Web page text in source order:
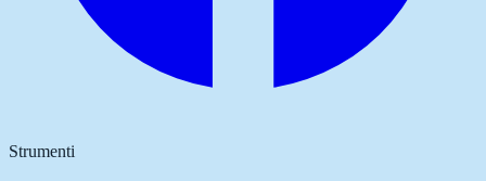
Strumenti